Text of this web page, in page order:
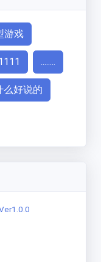
游戏
........
么好说的